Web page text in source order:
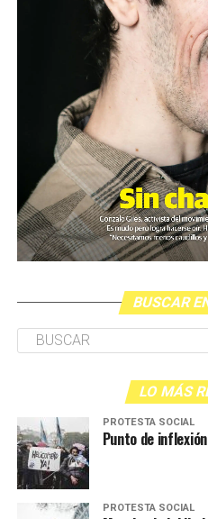
BUSCAR
LO MÁS
PROTESTA SOCIAL
Punto de inflexión
PROTESTA SOCIAL